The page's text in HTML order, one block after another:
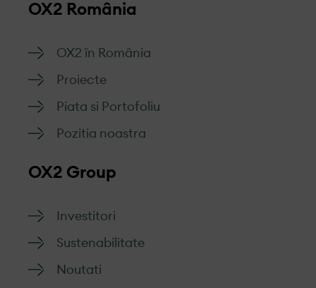
OX2 România
OX2 în România
Proiecte
Piata si Portofoliu
Pozitia noastra
OX2 Group
Investitori
Sustenabilitate
Noutati